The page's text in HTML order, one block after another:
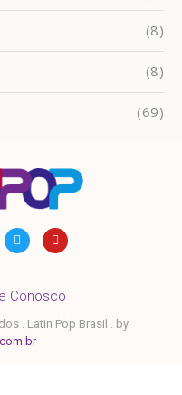
(8)
(8)
(69)
Conosco
. Latin Pop Brasil . by